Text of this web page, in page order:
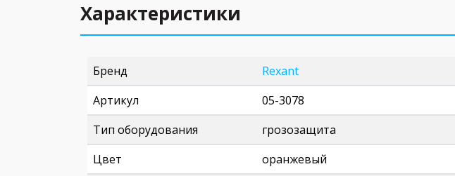
Характеристики
Бренд
Rexant
Артикул
05-3078
Тип оборудования
грозозащита
Цвет
оранжевый